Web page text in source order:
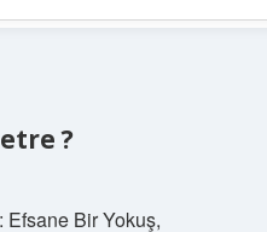
?
Efsane Bir Yokuş,